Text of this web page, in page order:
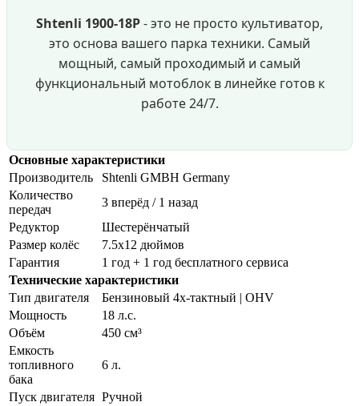
Shtenli 1900-18P- это не просто культиватор,
это основа вашего парка техники. Самый
мощный, самый проходимый и самый
функциональный мотоблок в линейке готов к
работе 24/7.
Основные характеристики
Производитель
Shtenli GMBH Germany
Количество
передач
3 вперёд / 1 назад
Редуктор
Шестерёнчатый
Размер колёс
7.5х12 дюймов
Гарантия
1 год + 1 год бесплатного сервиса
Технические характеристики
Тип двигателя
Бензиновый 4х-тактный | OHV
Мощность
18 л.с.
Объём
450 см³
Емкость
топливного
бака
6 л.
Пуск двигателя Ручной